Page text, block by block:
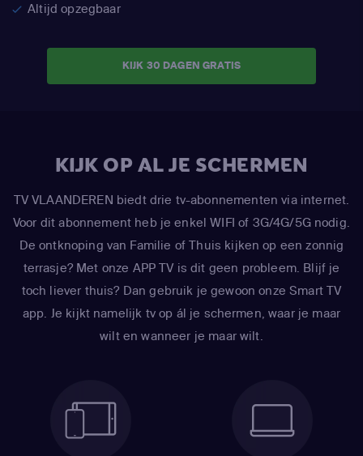
Altijd opzegbaar
KIJK 30 DAGEN GRATIS
KIJK OP AL JE SCHERMEN
TV VLAANDEREN biedt drie tv-abonnementen via internet.
Voor dit abonnement heb je enkel WIFI of 3G/4G/5G nodig.
De ontknoping van Familie of Thuis kijken op een zonnig
terrasje? Met onze APP TV is dit geen probleem. Blijf je
toch liever thuis? Dan gebruik je gewoon onze Smart TV
app. Je kijkt namelijk tv op ál je schermen, waar je maar
wilt en wanneer je maar wilt.